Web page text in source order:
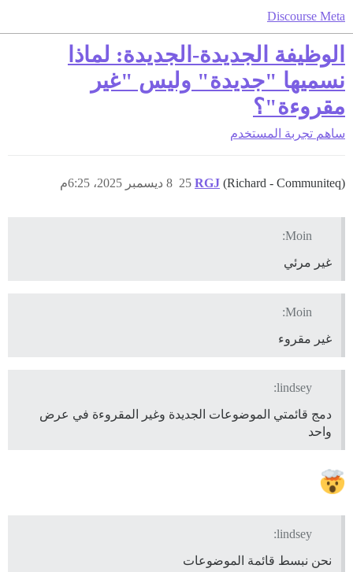
Discourse Meta
الوظيفة الجديدة-الجديدة: لماذا
نسميها "جديدة" وليس "غير
مقروءة"؟
ساهم تجربة المستخدم
RGJ (Richard - Communiteq) 8 ديسمبر 2025، 6:25م 25
Moin:
غير مرئي
Moin:
غير مقروء
lindsey:
دمج قائمتي الموضوعات الجديدة وغير المقروءة في عرض
واحد
lindsey:
نحن نبسط قائمة الموضوعات